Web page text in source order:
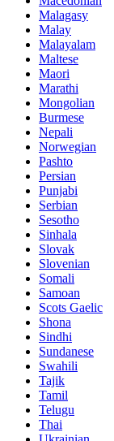
Malagasy
Malay
Malayalam
Maltese
Maori
Marathi
Mongolian
Burmese
Nepali
Norwegian
Pashto
Persian
Punjabi
Serbian
Sesotho
Sinhala
Slovak
Slovenian
Somali
Samoan
Scots Gaelic
Shona
Sindhi
Sundanese
Swahili
Tajik
Tamil
Telugu
Thai